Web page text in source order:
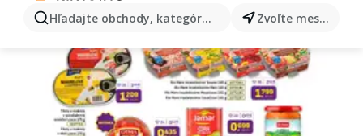
Hľadajte obchody, kategórie, produkty... Zvoľte mesto